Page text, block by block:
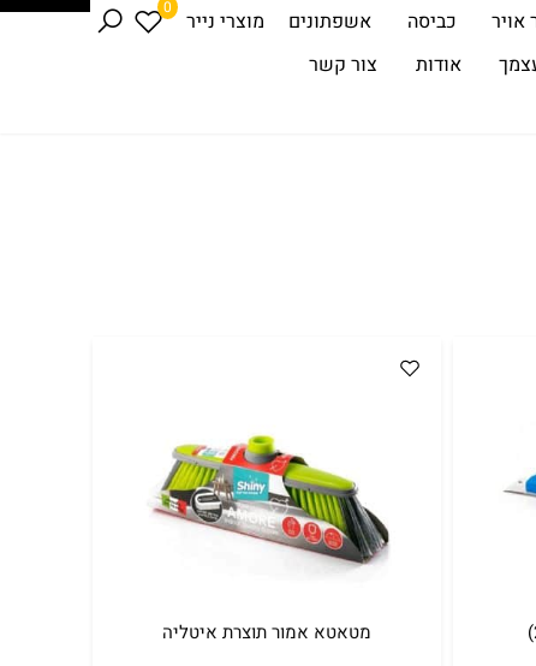
0 אויר כביסה אשפתונים
מוצרי נייר
אודות צור קשר
מטאטא אמור תוצרת איטליה